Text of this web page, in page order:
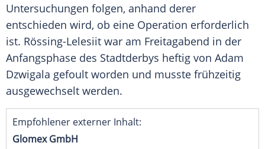
Untersuchungen folgen, anhand derer
entschieden wird, ob eine Operation erforderlich
ist. Rössing-Lelesiit war am Freitagabend in der
Anfangsphase des Stadtderbys heftig von Adam
Dzwigala gefoult worden und musste frühzeitig
ausgewechselt werden.
Empfohlener externer Inhalt:
Glomex GmbH